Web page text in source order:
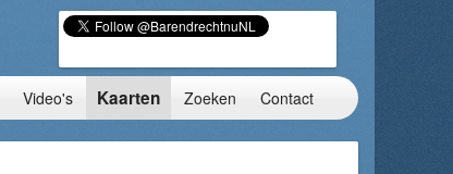
Video's Kaarten Zoeken Contact